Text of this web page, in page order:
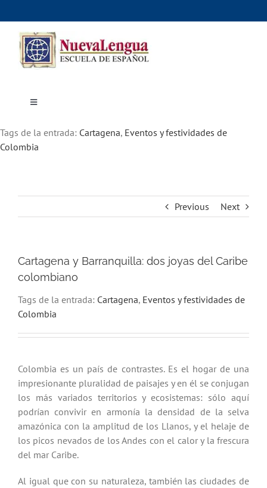
to
content
Toggle
Cursos
Dónde estudiar
Tags de la entrada: Cartagena, Eventos y festividades de
Colombia
Previous Next
Cartagena y Barranquilla: dos joyas del Caribe
colombiano
Tags de la entrada: Cartagena, Eventos y festividades de
Colombia
Colombia es un país de contrastes. Es el hogar de una
impresionante pluralidad de paisajes y en él se conjugan
los más variados territorios y ecosistemas: sólo aquí
podrían convivir en armonía la densidad de la selva
amazónica con la amplitud de los Llanos, y el helaje de
los picos nevados de los Andes con el calor y la frescura
del mar Caribe.
Al igual que con su naturaleza, también las ciudades de